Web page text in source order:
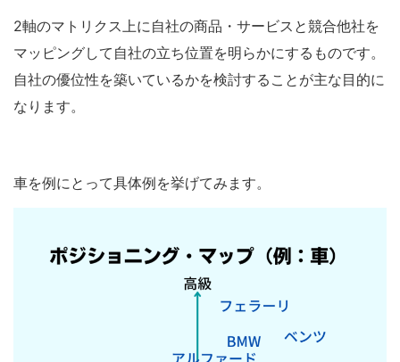
2軸のマトリクス上に自社の商品・サービスと競合他社を
マッピングして自社の立ち位置を明らかにするものです。
自社の優位性を築いているかを検討することが主な目的に
なります。
車を例にとって具体例を挙げてみます。